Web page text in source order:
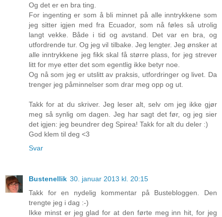
Og det er en bra ting.
For ingenting er som å bli minnet på alle inntrykkene som
jeg sitter igjen med fra Ecuador, som nå føles så utrolig
langt vekke. Både i tid og avstand. Det var en bra, og
utfordrende tur. Og jeg vil tilbake. Jeg lengter. Jeg ønsker at
alle inntrykkene jeg fikk skal få større plass, for jeg strever
litt for mye etter det som egentlig ikke betyr noe.
Og nå som jeg er utslitt av praksis, utfordringer og livet. Da
trenger jeg påminnelser som drar meg opp og ut.
Takk for at du skriver. Jeg leser alt, selv om jeg ikke gjør
meg så synlig om dagen. Jeg har sagt det før, og jeg sier
det igjen: jeg beundrer deg Spirea! Takk for alt du deler :)
God klem til deg <3
Svar
Bustenellik 30. januar 2013 kl. 20:15
Takk for en nydelig kommentar på Bustebloggen. Den
trengte jeg i dag :-)
Ikke minst er jeg glad for at den førte meg inn hit, for jeg